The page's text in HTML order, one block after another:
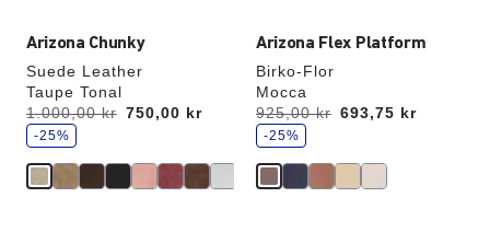
Arizona Chunky
Suede Leather
Taupe Tonal
Før:
1.000,00 kr
nu 750,00 kr
s
p
a
r
-25%
Arizona Flex Platform
Birko-Flor
Mocca
Før:
925,00 kr
nu 693,75 kr
s
p
a
r
-25%